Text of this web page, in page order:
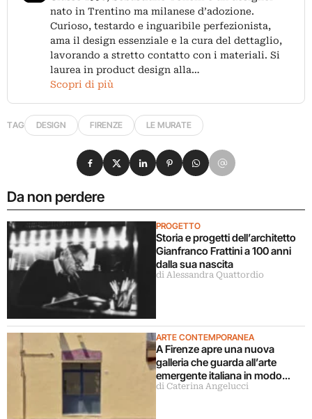
nato in Trentino ma milanese d’adozione.
Curioso, testardo e inguaribile perfezionista,
ama il design essenziale e la cura del dettaglio,
lavorando a stretto contatto con i materiali. Si
laurea in product design alla…
Scopri di più
TAG DESIGN FIRENZE LE MURATE
Da non perdere
PROGETTO
Storia e progetti dell’architetto
Gianfranco Frattini a 100 anni
dalla sua nascita
di Alessandra Quattordio
ARTE CONTEMPORANEA
A Firenze apre una nuova
galleria che guarda all’arte
emergente italiana in modo
decentrato
di Caterina Angelucci
Condividi su Facebook
Condividi su X
Condividi su LinkedIn
Condividi su Pinterest
Condividi su WhatsApp
Condividi su Email